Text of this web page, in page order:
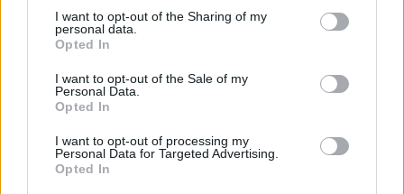
I want to opt-out of the Sharing of my
personal data.
Opted In
I want to opt-out of the Sale of my
Personal Data.
Opted In
I want to opt-out of processing my
Personal Data for Targeted Advertising.
Opted In